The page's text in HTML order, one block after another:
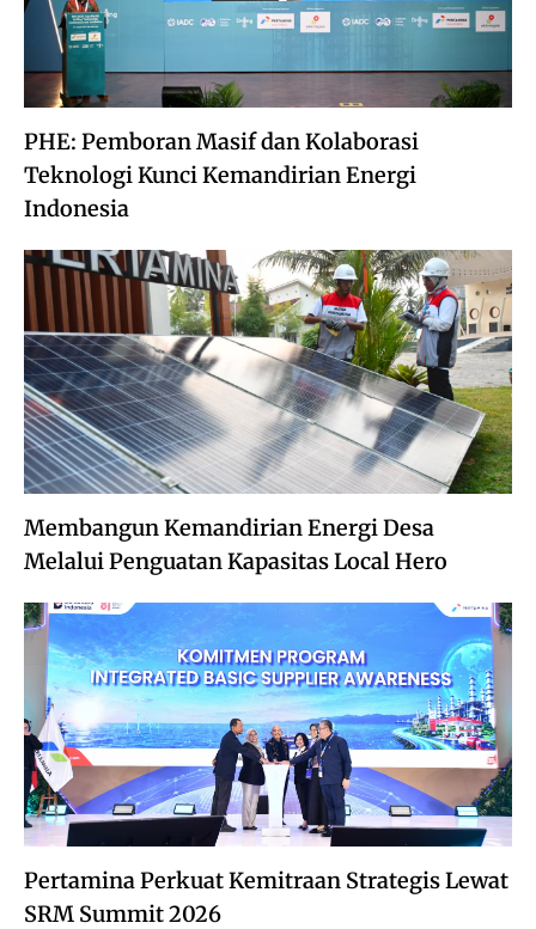
PHE: Pemboran Masif dan Kolaborasi
Teknologi Kunci Kemandirian Energi
Indonesia
Membangun Kemandirian Energi Desa
Melalui Penguatan Kapasitas Local Hero
Pertamina Perkuat Kemitraan Strategis Lewat
SRM Summit 2026